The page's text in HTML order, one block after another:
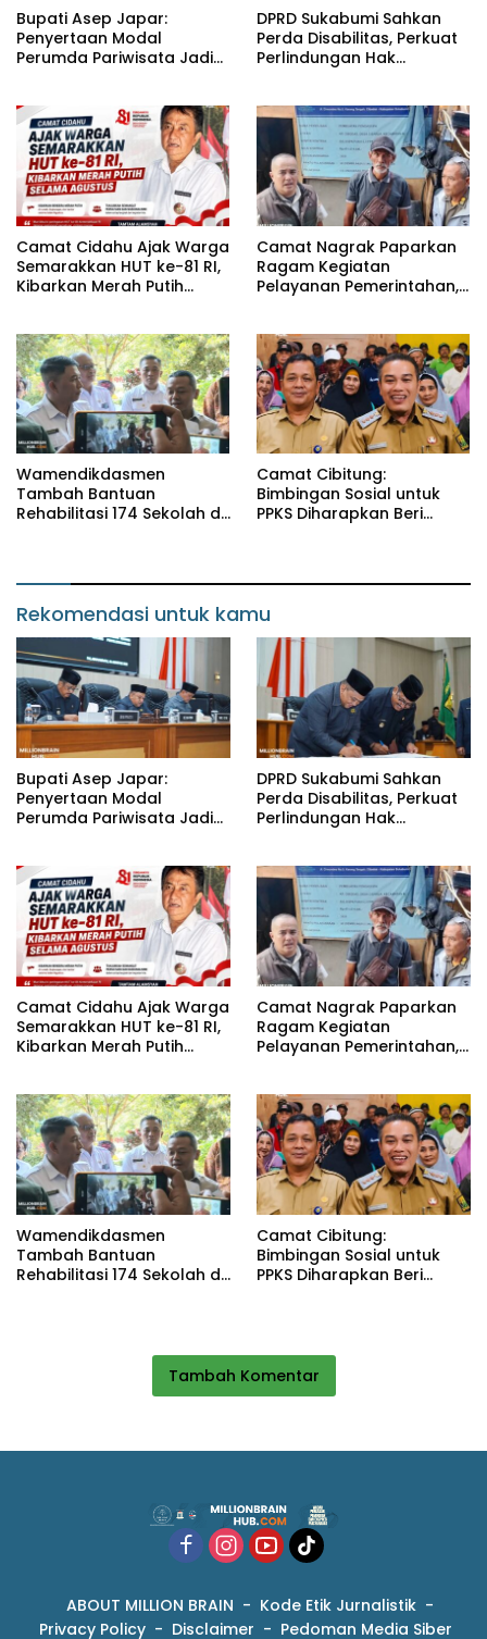
Bupati Asep Japar:
Penyertaan Modal
Perumda Pariwisata Jadi
DPRD Sukabumi Sahkan
Perda Disabilitas, Perkuat
Perlindungan Hak
Camat Cidahu Ajak Warga
Semarakkan HUT ke-81 RI,
Kibarkan Merah Putih
Camat Nagrak Paparkan
Ragam Kegiatan
Pelayanan Pemerintahan,
Wamendikdasmen
Tambah Bantuan
Rehabilitasi 174 Sekolah di
Camat Cibitung:
Bimbingan Sosial untuk
PPKS Diharapkan Beri
Rekomendasi untuk kamu
Bupati Asep Japar:
Penyertaan Modal
Perumda Pariwisata Jadi
DPRD Sukabumi Sahkan
Perda Disabilitas, Perkuat
Perlindungan Hak
Camat Cidahu Ajak Warga
Semarakkan HUT ke-81 RI,
Kibarkan Merah Putih
Camat Nagrak Paparkan
Ragam Kegiatan
Pelayanan Pemerintahan,
Wamendikdasmen
Tambah Bantuan
Rehabilitasi 174 Sekolah di
Camat Cibitung:
Bimbingan Sosial untuk
PPKS Diharapkan Beri
Tambah Komentar
ABOUT MILLION BRAIN
Kode Etik Jurnalistik
Privacy Policy
Disclaimer Pedoman Media Siber